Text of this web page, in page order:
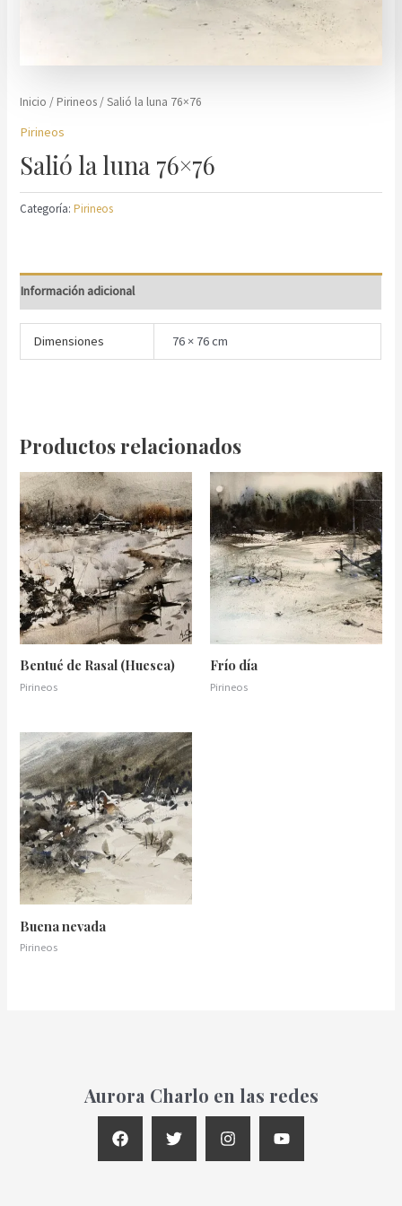
Inicio / Pirineos / Salió la luna 76×76
Pirineos
Salió la luna 76×76
Categoría:Pirineos
Información adicional
Dimensiones 76 × 76 cm
Productos relacionados
Bentué de Rasal (Huesca)
Pirineos
Frío día
Pirineos
Buena nevada
Pirineos
Aurora Charlo en las redes